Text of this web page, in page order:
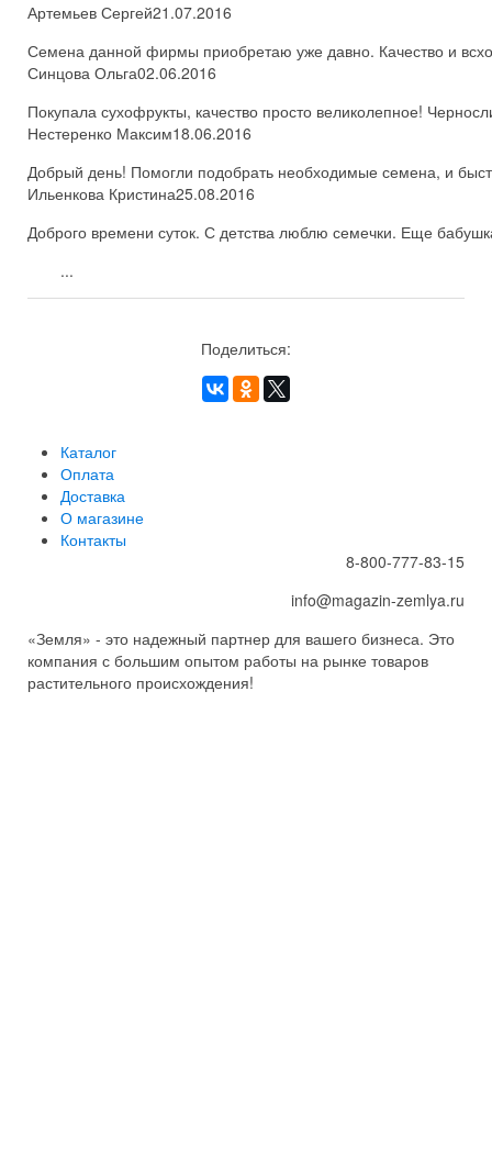
Артемьев Сергей21.07.2016
Семена данной фирмы приобретаю уже давно. Качество и
Синцова Ольга02.06.2016
Покупала сухофрукты, качество просто великолепное!
Нестеренко Максим18.06.2016
Добрый день! Помогли подобрать необходимые семена, и
Ильенкова Кристина25.08.2016
Доброго времени суток. С детства люблю семечки. Еще
...
Поделиться:
Каталог
Оплата
Доставка
О магазине
Контакты
8-800-777-83-15
info@magazin-zemlya.ru
«Земля» - это надежный партнер для вашего бизнеса. Это
компания с большим опытом работы на рынке товаров
растительного происхождения!